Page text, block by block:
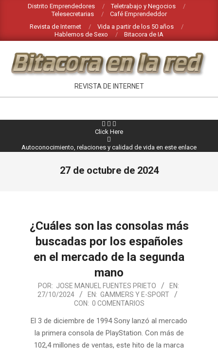
contenido
Distrito Emprendedores
Teletrabajo y Negocios
Telesecretarias
Café Emprendeddor
Revista de Internet
Vida a partir de los 50 años
Hablemos de Sexo
Bitacora de IA
INTERNET
BITACORA
EN
LA
REVISTA DE INTERNET
navegación
Click Here
Autoconocimiento, relaciones y calidad de vida en este enlace
27 de octubre de 2024
¿Cuáles son las consolas más
buscadas por los españoles
en el mercado de la segunda
mano
2024-
10-
POR: JOSE MANUEL FUENTES PRIETO
EN:
27/10/2024
EN: GAMMERS Y E-SPORT
CON: 0 COMENTARIOS
El 3 de diciembre de 1994 Sony lanzó al mercado
la primera consola de PlayStation. Con más de
102,4 millones de ventas, este hito de la marca